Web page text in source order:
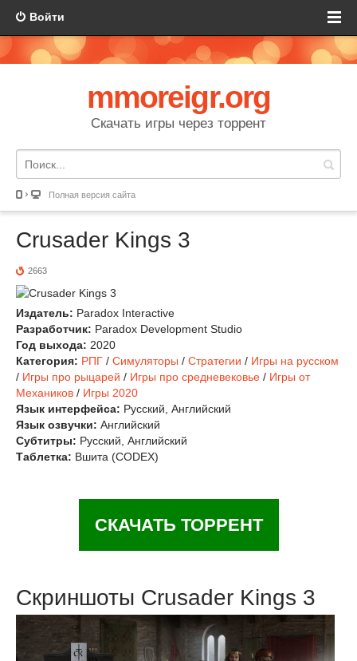
Войти
mmoreigr.org
Скачать игры через торрент
Полная версия сайта
Crusader Kings 3
2663
Издатель: Paradox Interactive
Разработчик: Paradox Development Studio
Год выхода: 2020
Категория: РПГ / Симуляторы / Стратегии / Игры на русском
/ Игры про рыцарей / Игры про средневековье / Игры от
Механиков / Игры 2020
Язык интерфейса: Русский, Английский
Язык озвучки: Английский
Субтитры: Русский, Английский
Таблетка: Вшита (CODEX)
СКАЧАТЬ ТОРРЕНТ
Скриншоты Crusader Kings 3